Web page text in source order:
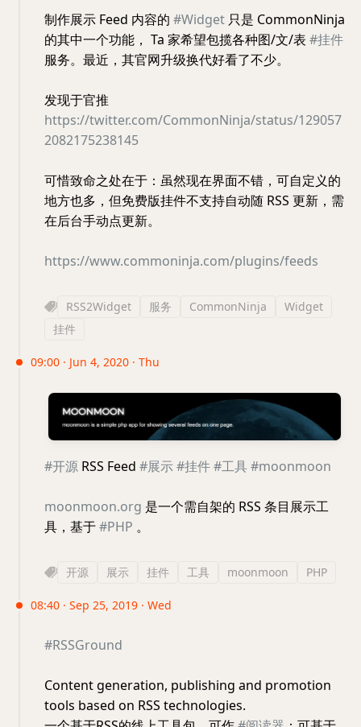
制作展示 Feed 内容的 #Widget 只是 CommonNinja
的其中一个功能， Ta 家希望包揽各种图/文/表 #挂件
服务。最近，其官网升级换代好看了不少。
发现于官推
https://twitter.com/CommonNinja/status/129057
2082175238145
可惜致命之处在于：虽然现在界面不错，可自定义的
地方也多，但免费版挂件不支持自动随 RSS 更新，需
在后台手动点更新。
https://www.commoninja.com/plugins/feeds
RSS2Widget 服务 CommonNinja
Widget
挂件
09:00 · Jun 4, 2020 · Thu
#开源 RSS Feed #展示#挂件#工具#moonmoon
moonmoon.org 是一个需自架的 RSS 条目展示工
具，基于#PHP 。
开源 展示 挂件 工具 moonmoon PHP
08:40 · Sep 25, 2019 · Wed
#RSSGround
Content generation, publishing and promotion
tools based on RSS technologies.